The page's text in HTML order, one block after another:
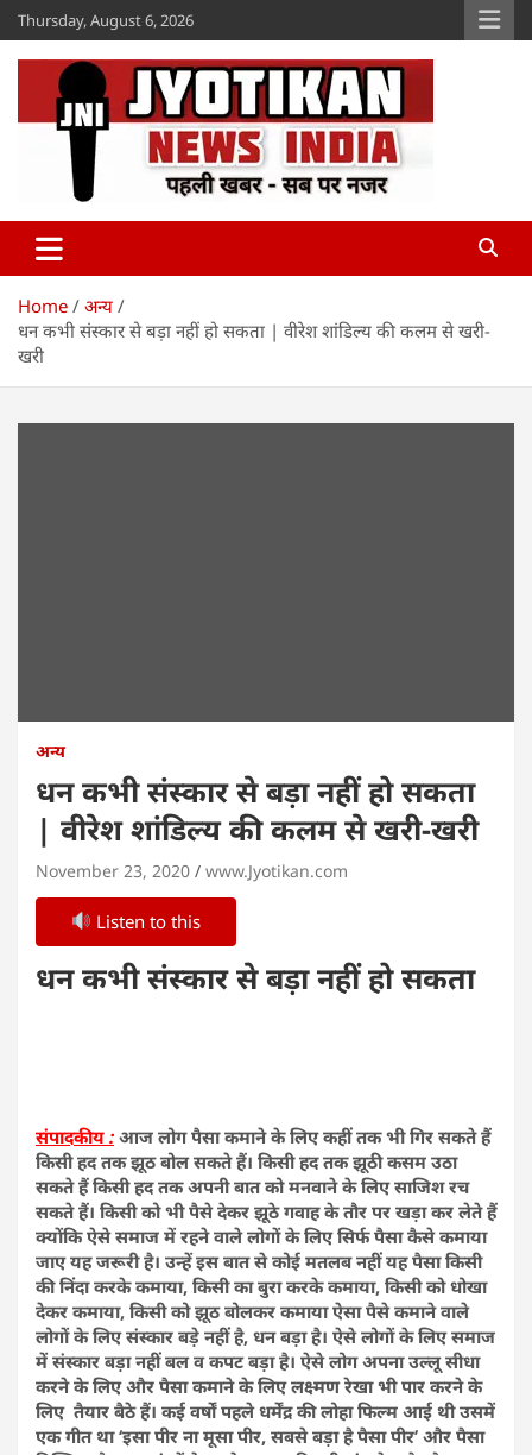
Skip
to
content
Thursday, August 6, 2026
Jyotikan
Home
अन्य
धन कभी संस्कार से बड़ा नहीं हो सकता | वीरेश शांडिल्य की कलम से खरी-
खरी
अन्य
धन कभी संस्कार से बड़ा नहीं हो सकता
| वीरेश शांडिल्य की कलम से खरी-खरी
November 23, 2020 www.Jyotikan.com
Listen to this
धन कभी संस्कार से बड़ा नहीं हो सकता
संपादकीय : आज लोग पैसा कमाने के लिए कहीं तक भी गिर सकते हैं
किसी हद तक झूठ बोल सकते हैं। किसी हद तक झूठी कसम उठा
सकते हैं किसी हद तक अपनी बात को मनवाने के लिए साजिश रच
सकते हैं। किसी को भी पैसे देकर झूठे गवाह के तौर पर खड़ा कर लेते हैं
क्योंकि ऐसे समाज में रहने वाले लोगों के लिए सिर्फ पैसा कैसे कमाया
जाए यह जरूरी है। उन्हें इस बात से कोई मतलब नहीं यह पैसा किसी
की निंदा करके कमाया, किसी का बुरा करके कमाया, किसी को धोखा
देकर कमाया, किसी को झूठ बोलकर कमाया ऐसा पैसे कमाने वाले
लोगों के लिए संस्कार बड़े नहीं है, धन बड़ा है। ऐसे लोगों के लिए समाज
में संस्कार बड़ा नहीं बल व कपट बड़ा है। ऐसे लोग अपना उल्लू सीधा
करने के लिए और पैसा कमाने के लिए लक्ष्मण रेखा भी पार करने के
लिए तैयार बैठे हैं। कई वर्षों पहले धर्मेंद्र की लोहा फिल्म आई थी उसमें
एक गीत था ‘इसा पीर ना मूसा पीर, सबसे बड़ा है पैसा पीर’ और पैसा